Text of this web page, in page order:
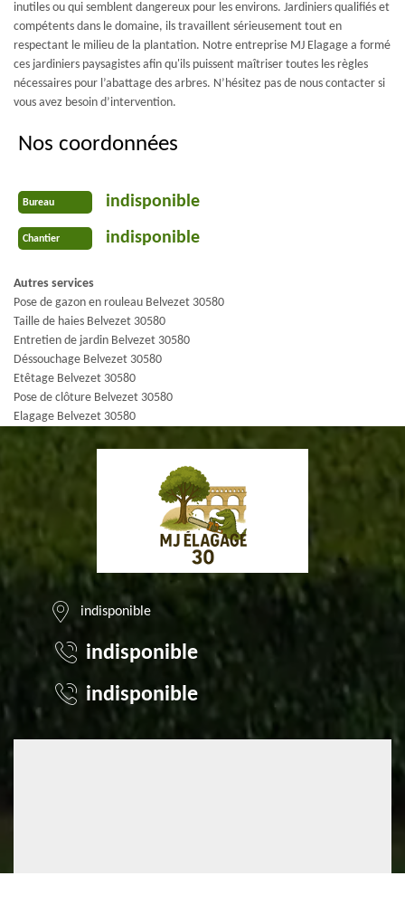
inutiles ou qui semblent dangereux pour les environs. Jardiniers qualifiés et
compétents dans le domaine, ils travaillent sérieusement tout en
respectant le milieu de la plantation. Notre entreprise MJ Elagage a formé
ces jardiniers paysagistes afin qu'ils puissent maîtriser toutes les règles
nécessaires pour l’abattage des arbres. N’hésitez pas de nous contacter si
vous avez besoin d’intervention.
Nos coordonnées
Bureau indisponible
Chantier indisponible
Autres services
Pose de gazon en rouleau Belvezet 30580
Taille de haies Belvezet 30580
Entretien de jardin Belvezet 30580
Déssouchage Belvezet 30580
Etêtage Belvezet 30580
Pose de clôture Belvezet 30580
Elagage Belvezet 30580
indisponible
indisponible
indisponible